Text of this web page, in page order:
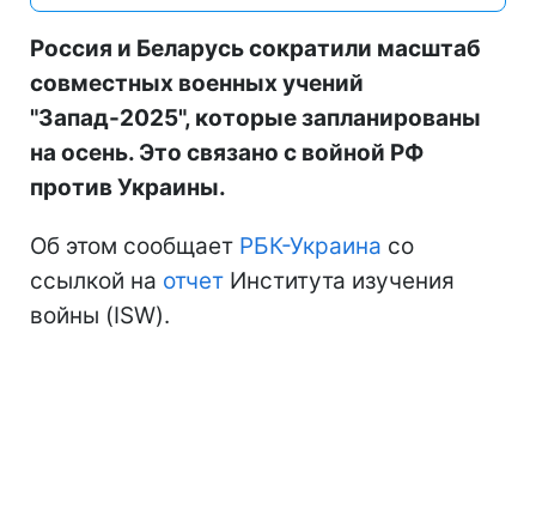
Россия и Беларусь сократили масштаб
совместных военных учений
"Запад-2025", которые запланированы
на осень. Это связано с войной РФ
против Украины.
Об этом сообщает РБК-Украина со
ссылкой на отчет Института изучения
войны (ISW).